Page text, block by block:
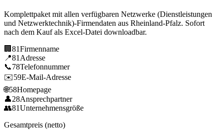
Komplettpaket mit allen verfügbaren Netzwerke (Dienstleistungen
und Netzwerktechnik)-Firmendaten aus Rheinland-Pfalz. Sofort
nach dem Kauf als Excel-Datei downloadbar.
🏢 81Firmenname
📍81 Adresse
📞78Telefonnummer
✉️59E-Mail-Adresse
🌐58Homepage
👤28Ansprechpartner
👥81Unternehmensgröße
Gesamtpreis (netto)